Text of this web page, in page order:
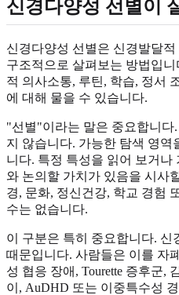
신경다양성 선별이
신경다양성 선별은 신경발달
구조적으로 살펴보는 방법입
적 의사소통, 루틴, 학습, 정서
에 대해 물을 수 있습니다.
"선별"이라는 말은 중요합니다
지 않습니다. 가능한 탐색 영역
니다. 특정 특성을 읽어 보거
와 논의할 가치가 있음을 시사
경, 문화, 정신건강, 학교 경험
수는 없습니다.
이 구분은 특히 중요합니다. 신
때문입니다. 사람들은 이를 자
성 협응 장애, Tourette 증후군,
이, AuDHD 또는 이중특수성